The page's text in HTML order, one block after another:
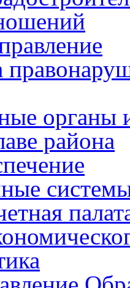
органы
района